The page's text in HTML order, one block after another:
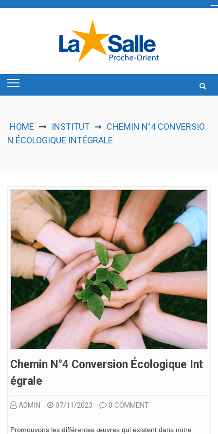
HOME INSTITUT ➞ CHEMIN N°4 CONVERSIO
N ÉCOLOGIQUE INTÉGRALE
Chemin N°4 Conversion Écologique Int
Égrale
ADMIN 07/11/2023 0 COMMENT
Promouvons les différentes œuvres qui existent dans notre